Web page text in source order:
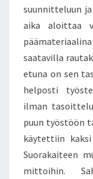
suunnitteluun
aika aloittaa
saatavilla
etuna on sen
helposti
ilman
puun työstöön
käytettiin
Suorakaiteen
mittoihin.